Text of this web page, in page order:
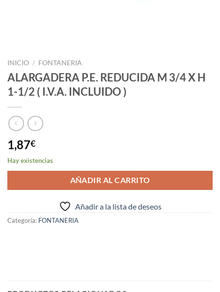
INICIO / FONTANERIA
ALARGADERA P.E. REDUCIDA M 3/4 X H
1-1/2 ( I.V.A. INCLUIDO )
1,87€
Hay existencias
AÑADIR AL CARRITO
Añadir a la lista de deseos
Categoría: FONTANERIA